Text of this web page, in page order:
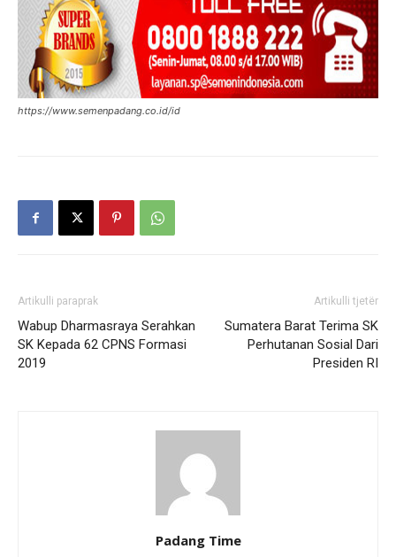
https://www.semenpadang.co.id/id
Artikulli paraprak
Wabup Dharmasraya Serahkan
SK Kepada 62 CPNS Formasi
2019
Artikulli tjetër
Sumatera Barat Terima SK
Perhutanan Sosial Dari
Presiden RI
Padang Time